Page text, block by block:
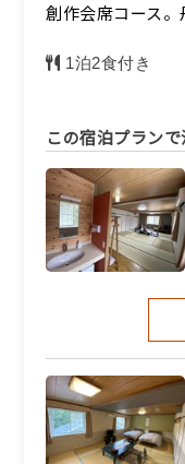
創作会席コース。
1泊2食付き
この宿泊プラン